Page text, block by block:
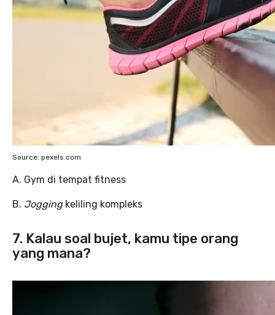
Source: pexels.com
A. Gym di tempat fitness
B. Jogging keliling kompleks
7. Kalau soal bujet, kamu tipe orang
yang mana?